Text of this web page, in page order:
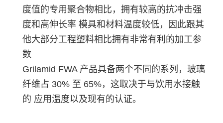
度值的专用聚合物相比，拥有较高的抗冲击强
度和高伸长率 模具和材料温度较低，因此跟其
他大部分工程塑料相比拥有非常有利的加工参
数
Grilamid FWA 产品具备两个不同的系列，玻璃
纤维占 30% 至 65%，这取决于与饮用水接触
的 应用温度以及现有的认证。